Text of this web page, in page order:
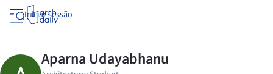
Iniciar sessão